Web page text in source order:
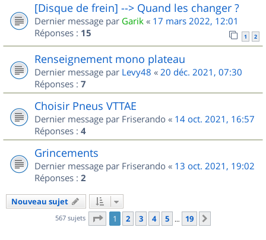
[Disque de frein] --> Quand les changer ?
Dernier message par Garik « 17 mars 2022, 12:01
Réponses : 15 1 2
Renseignement mono plateau
Dernier message par Levy48 « 20 déc. 2021, 07:30
Réponses : 7
Choisir Pneus VTTAE
Dernier message par Friserando « 14 oct. 2021, 16:57
Réponses : 4
Grincements
Dernier message par Friserando « 13 oct. 2021, 19:02
Réponses : 2
Nouveau sujet
567 sujets Page 1sur
1 2 3 4 5 … 19